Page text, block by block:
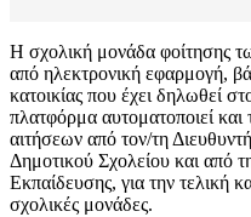
Η σχολική μονάδα φοίτησης
από ηλεκτρονική εφαρμογή,
κατοικίας που έχει δηλωθεί
πλατφόρμα αυτοματοποιεί και
αιτήσεων από τον/τη
Δημοτικού Σχολείου και από
Εκπαίδευσης, για την τελική
σχολικές μονάδες.